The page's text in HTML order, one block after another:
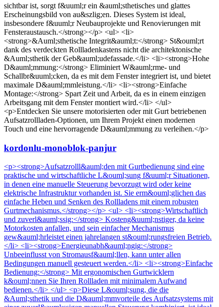
sichtbar ist, sorgt f&uuml;r ein &auml;sthetisches und glattes
Erscheinungsbild von au&szlig;en. Dieses System ist ideal,
insbesondere f&uuml;r Neubauprojekte und Renovierungen mit
Fensteraustausch.</strong></p> <ul> <li>
<strong>&Auml;sthetische Integrit&auml;t:</strong> St&ouml;rt
dank des verdeckten Rollladenkastens nicht die architektonische
&Auml;sthetik der Geb&auml;udefassade.</li> <li><strong>Hohe
D&auml;mmung:</strong> Eliminiert W&auml;rme- und
Schallbr&uuml;cken, da es mit dem Fenster integriert ist, und bietet
maximale D&auml;mmleistung.</li> <li><strong>Einfache
Montage:</strong> Spart Zeit und Arbeit, da es in einem einzigen
Arbeitsgang mit dem Fenster montiert wird.</li> </ul>
<p>Entdecken Sie unsere motorisierten oder mit Gurt betriebenen
Aufsatzrollladen-Optionen, um Ihrem Projekt einen modernen
Touch und eine hervorragende D&auml;mmung zu verleihen.</p>
kordonlu-monoblok-panjur
<p><strong>Aufsatzrolll&auml;den mit Gurtbedienung sind eine
praktische und wirtschaftliche L&ouml;sung f&uuml;r Situationen,
in denen eine manuelle Steuerung bevorzugt wird oder keine
elektrische Infrastruktur vorhanden ist. Sie erm&ouml;glichen das
einfache Heben und Senken des Rollladens mit einem robusten
Gurtmechanismus.</strong></p> <ul> <li><strong>Wirtschaftlich
und zuverl&auml;ssig:</strong> Kosteng&uuml;nstiger, da keine
Motorkosten anfallen, und sein einfacher Mechanismus
gew&auml;hrleistet einen jahrelangen st&ouml;rungsfreien Betrieb.
</li> <li><strong>Energieunabh&auml;ngig:</strong>
Unbeeinflusst von Stromausf&auml;llen, kann unter allen
Bedingungen manuell gesteuert werden.</li> <li><strong>Einfache
Bedienung:</strong> Mit ergonomischen Gurtwicklern
k&ouml;nnen Sie Ihren Rollladen mit minimalem Aufwand
bedienen.</li> </ul> <p>Diese L&ouml;sung, die die
&Auml;sthetik und die D&auml;mmvorteile des Aufsatzsystems mit